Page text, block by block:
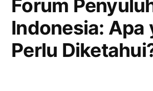
Forum
Indonesia: Apa
Perlu